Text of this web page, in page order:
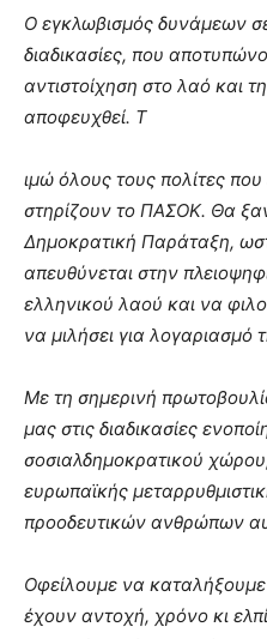
Ο εγκλωβισμός δυνάμεων
διαδικασίες, που
αντιστοίχηση στο λαό και
αποφευχθεί. Τ
ιμώ όλους τους πολίτες
στηρίζουν το ΠΑΣΟΚ. Θα
Δημοκρατική Παράταξη,
απευθύνεται στην
ελληνικού λαού και να
να μιλήσει για λογαριασμό
Με τη σημερινή
μας στις διαδικασίες
σοσιαλδημοκρατικού
ευρωπαϊκής
προοδευτικών ανθρώπων
Οφείλουμε να καταλήξουμε
έχουν αντοχή, χρόνο κι